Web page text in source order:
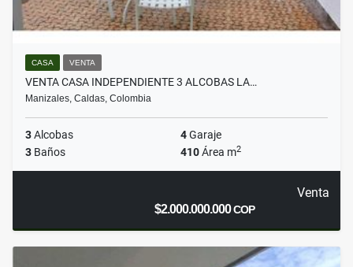
CASA VENTA
VENTA CASA INDEPENDIENTE 3 ALCOBAS LA…
Manizales, Caldas, Colombia
3Alcobas 4Garaje
3 Baños 410Área m2
Venta
$2.000.000.000COP